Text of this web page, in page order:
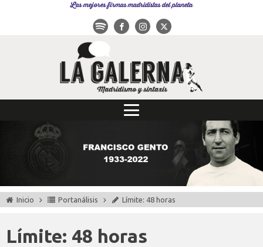
Las mejores firmas madridistas del planeta
Inicio Portanálisis Límite: 48 horas
Límite: 48 horas